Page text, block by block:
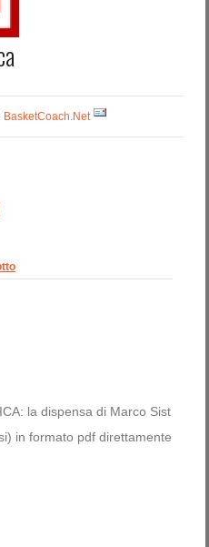
BasketCoach.Net
la dispensa di Marco Sist
in formato pdf direttamente